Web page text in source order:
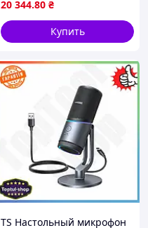
камеры и телефона,
Черная
20 344.80 ₴
Купить
TS Настольный микрофон